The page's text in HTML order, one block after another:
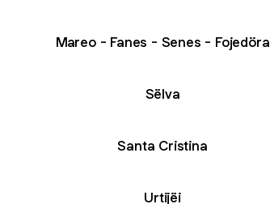
Mareo - Fanes - Senes - Fojedöra
Sëlva
Santa Cristina
Urtijëi